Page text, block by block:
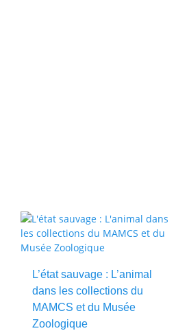
L’état sauvage : L’animal
dans les collections du
MAMCS et du Musée
Zoologique
Testez vos